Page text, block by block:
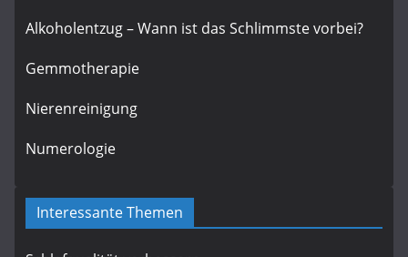
Alkoholentzug – Wann ist das Schlimmste vorbei?
Gemmotherapie
Nierenreinigung
Numerologie
Interessante Themen